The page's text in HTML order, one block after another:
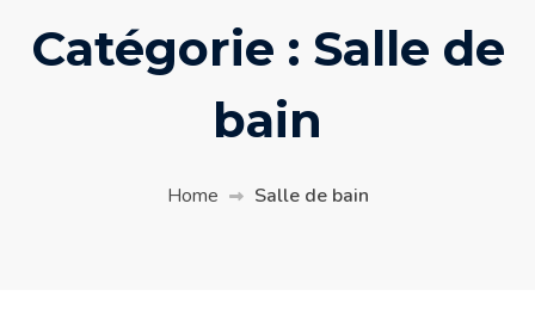
Catégorie : Salle de
bain
Home Salle de bain